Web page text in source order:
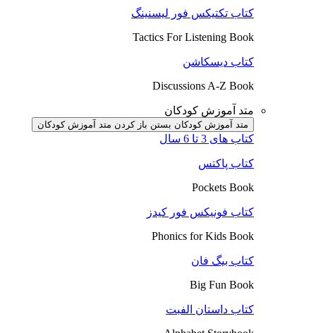
کتاب تکتیکس فور لیسنینگ
Tactics For Listening Book
کتاب دیسکاشن
Discussions A-Z Book
متد آموزش کودکان
متد آموزش کودکان بستن باز کردن متد آموزش کودکان
کتاب های 3 تا 6 سال
کتاب پاکتس
Pockets Book
کتاب فونیکس فور کیدز
Phonics for Kids Book
کتاب بیگ فان
Big Fun Book
کتاب داستان الفبت